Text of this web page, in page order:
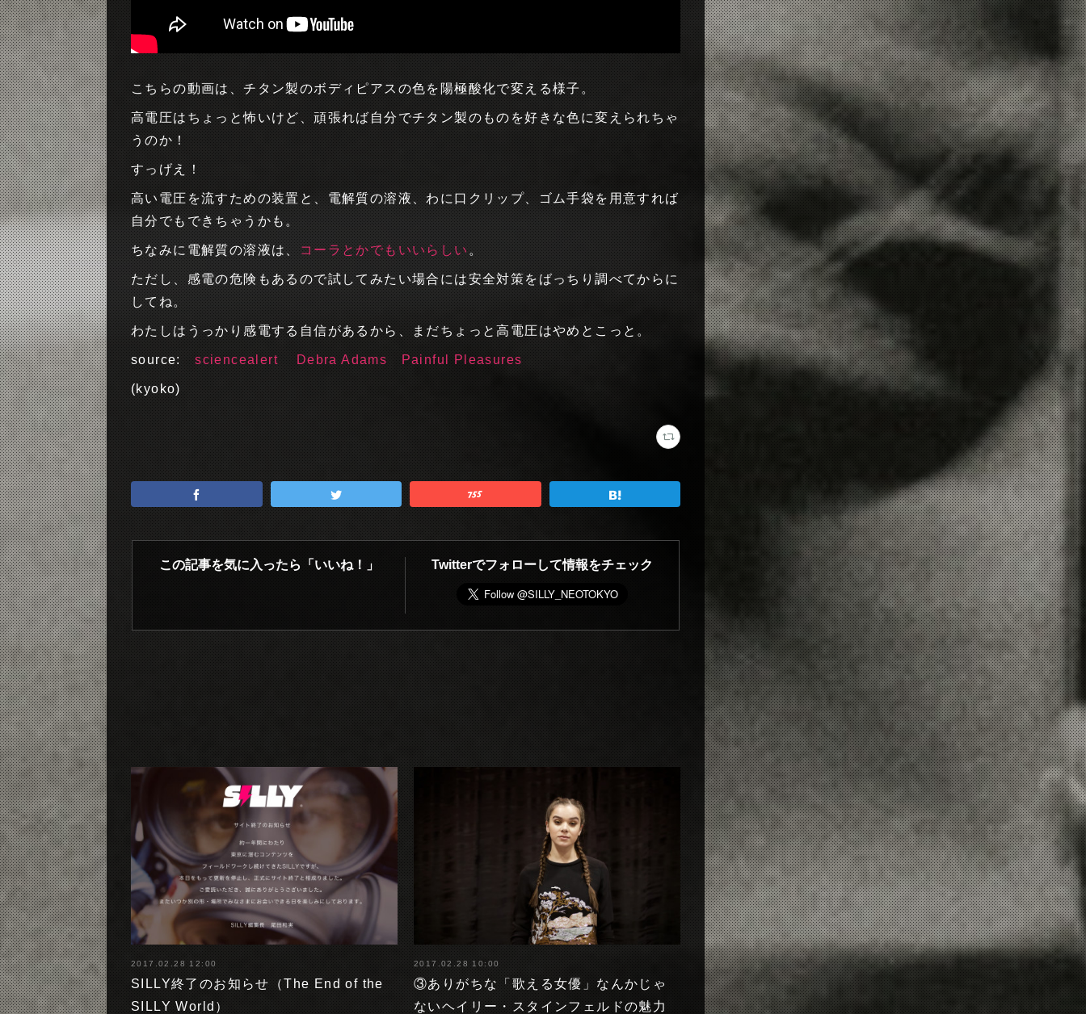
こちらの動画は、チタン製のボディピアスの色を陽極酸化で変える様子。
高電圧はちょっと怖いけど、頑張れば自分でチタン製のものを好きな色に変えられちゃ
うのか！
すっげえ！
高い電圧を流すための装置と、電解質の溶液、わに口クリップ、ゴム手袋を用意すれば
自分でもできちゃうかも。
ちなみに電解質の溶液は、 コーラとかでもいいらしい 。
ただし、感電の危険もあるので試してみたい場合には安全対策をばっちり調べてからに
してね。
わたしはうっかり感電する自信があるから、まだちょっと高電圧はやめとこっと。
source:sciencealert Debra Adams Painful Pleasures
(kyoko)
2017.02.28 12:00
SILLY終了のお知らせ（The End of the
SILLY World）
2017.02.28 10:00
③ありがちな「歌える女優」なんかじゃ
ないヘイリー・スタインフェルドの魅力